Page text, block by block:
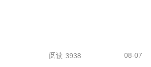
阅读 3938 08-07